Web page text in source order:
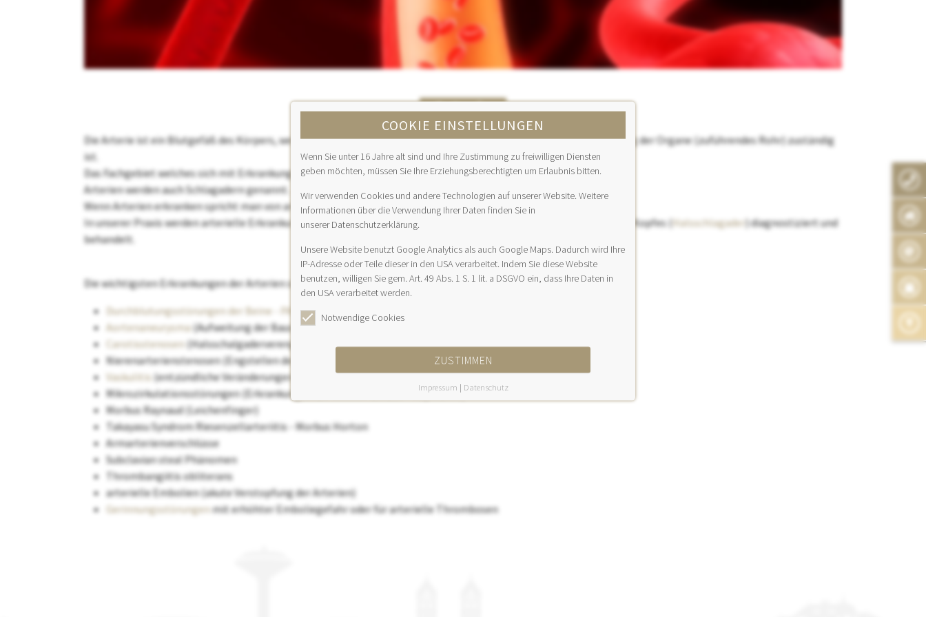
Arterie
Die Arterie ist ein Blutgefäß des Körpers, welches das sauerstoffreiche Blut vom Herz wegführt und für die Versorgung der Organe (zuführendes Rohr) zuständig
ist.
Das Fachgebiet welches sich mit Erkrankungen der Arterien beschäftigt ist dieAngiologie.
Arterien werden auch Schlagadern genannt.
Wenn Arterien erkranken spricht man von arteriellen Durchblutungsstörungen.
In unserer Praxis werden arterielle Erkrankungen der Beine (PAVK), Arme, Bauchorgane ( ) sowie des Kopfes (Halsschlagader) diagnostiziert und
behandelt.
Die wichtigsten Erkrankungen der Arterien sind:
Durchblutungsstörungen der Beine - PAVK(Raucherbein, Schaufenstererkrankung)
Aortenaneurysma(Aufweitung der Bauschlagader)
Carotisstenosen(Halsschalgaderverengung)
Nierenarterienstenosen (Engstellen der Nierengefäße z.B. bei Bluthochdruck)
Vaskulitis(entzündliche Veränderungen z.B. bei Rheuma etc..)
Mikrozirkulationsstörungen (Erkrankungen der kleinen Gefäße - Kapillaren)
Morbus Raynaud (Leichenfinger)
Takayasu Syndrom Riesenzellarteriitis - Morbus Horton
Armarterienverschlüsse
Subclavian steal Phänomen
Thrombangiitis obliterans
arterielle Embolien (akute Verstopfung der Arterien)
Gerinnungsstörungenmit erhöhter Emboliegefahr oder für arterielle Thrombosen
COOKIE EINSTELLUNGEN
Wenn Sie unter 16 Jahre alt sind und Ihre Zustimmung zu freiwilligen Diensten
geben möchten, müssen Sie Ihre Erziehungsberechtigten um Erlaubnis bitten.
Wir verwenden Cookies und andere Technologien auf unserer Website. Weitere
Informationen über die Verwendung Ihrer Daten finden Sie in
unserer Datenschutzerklärung.
Unsere Website benutzt Google Analytics als auch Google Maps. Dadurch wird Ihre
IP-Adresse oder Teile dieser in den USA verarbeitet. Indem Sie diese Website
benutzen, willigen Sie gem. Art. 49 Abs. 1 S. 1 lit. a DSGVO ein, dass Ihre Daten in
den USA verarbeitet werden.
Notwendige Cookies
ZUSTIMMEN
Impressum | Datenschutz